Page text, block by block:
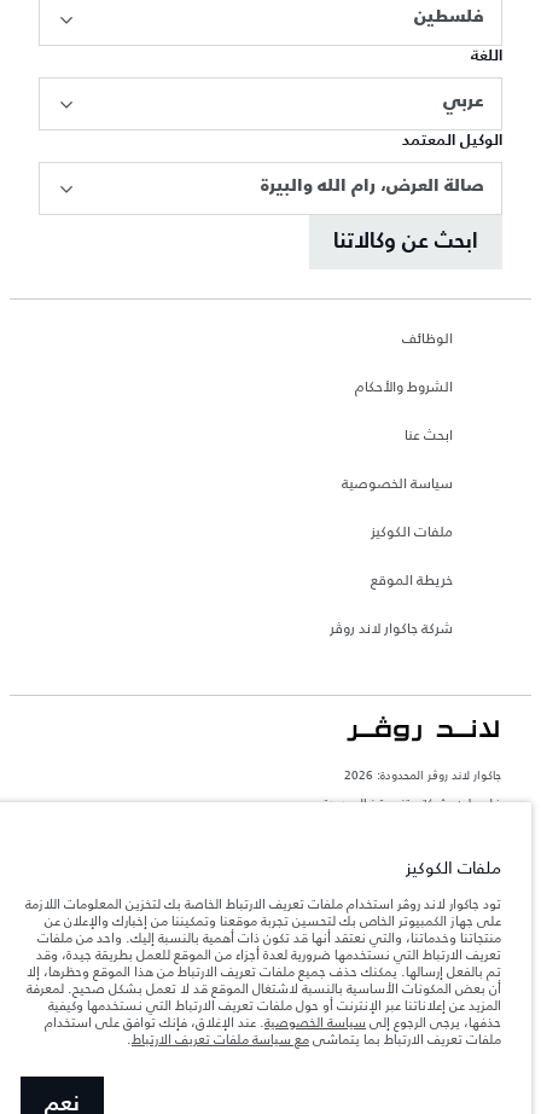
فلسطين
اللغة
عربي
الوكيل المعتمد
صالة العرض، رام الله والبيرة
ابحث عن وكالاتنا
الوظائف
الشروط والأحكام
ابحث عنا
سياسة الخصوصية
ملفات الكوكيز
خريطة الموقع
شركة جاكوار لاند روڤر
جاكوار لاند روڨر المحدودة: 2026
فلسطين, شركة ريتز موترز المحدودة
والحد الأقصى لأحمال المحور عند تحميل السيارة بالإكسسوارات والركاب والسوائل والوقود
المعلومات والمواصفات والأسعار والألوان المذكورة على هذا الموقع قد تختلف من بلد إلى
آخر، كما أنّها قد تتغير بدون إشعار مسبق. الرجاء التواصل مع وكيلنا المحلي للتأكد من توفّرها
والتحقق من الأسعار.
ملاحظة مهمة حول الصور والمواصفات. إن النقص العالمي في أشباه الموصلات يؤثر حاليًا
في مواصفات تصميم السيارات وتوفر الخيارات وتوقيتات التصاميم. هذا ظرف ديناميكي
للغاية، ونتيجة لذلك، قد لا تمثّل الصور المستخدَمة ضمن موقع الويب حاليًا المواصفات الحالية
بالكامل بالنسبة إلى الميزات والخيارات والحلية ومجموعات الألوان. يرجى استشارة وكيلك الذي
يتباين استهلك الوقود الفعلي للمركبة عن ذلك المتحقق في تلك الاختبارات كما أن هذه
ملفات الكوكيز
تود جاكوار لاند روڤر استخدام ملفات تعريف الارتباط الخاصة بك لتخزين المعلومات اللازمة
على جهاز الكمبيوتر الخاص بك لتحسين تجربة موقعنا وتمكيننا من إخبارك والإعلان عن
منتجاتنا وخدماتنا، والتي نعتقد أنها قد تكون ذات أهمية بالنسبة إليك. واحد من ملفات
تعريف الارتباط التي نستخدمها ضرورية لعدة أجزاء من الموقع للعمل بطريقة جيدة، وقد
تم بالفعل إرسالها. يمكنك حذف جميع ملفات تعريف الارتباط من هذا الموقع وحظرها، إلا
أن بعض المكونات الأساسية بالنسبة لاشتغال الموقع قد لا تعمل بشكل صحيح. لمعرفة
المزيد عن إعلاناتنا عبر الإنترنت أو حول ملفات تعريف الارتباط التي نستخدمها وكيفية
حذفها، يرجى الرجوع إلى سياسة الخصوصية. عند الإغلاق، فإنك توافق على استخدام
ملفات تعريف الارتباط بما يتماشىمع سياسة ملفات تعريف الارتباط.
نعم